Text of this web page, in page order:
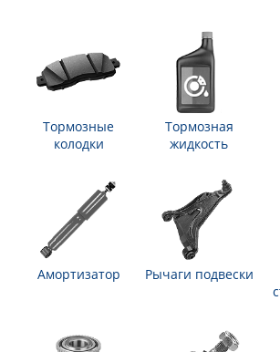
Тормозные
колодки
Тормозная
жидкость
Амортизатор Рычаги подвески